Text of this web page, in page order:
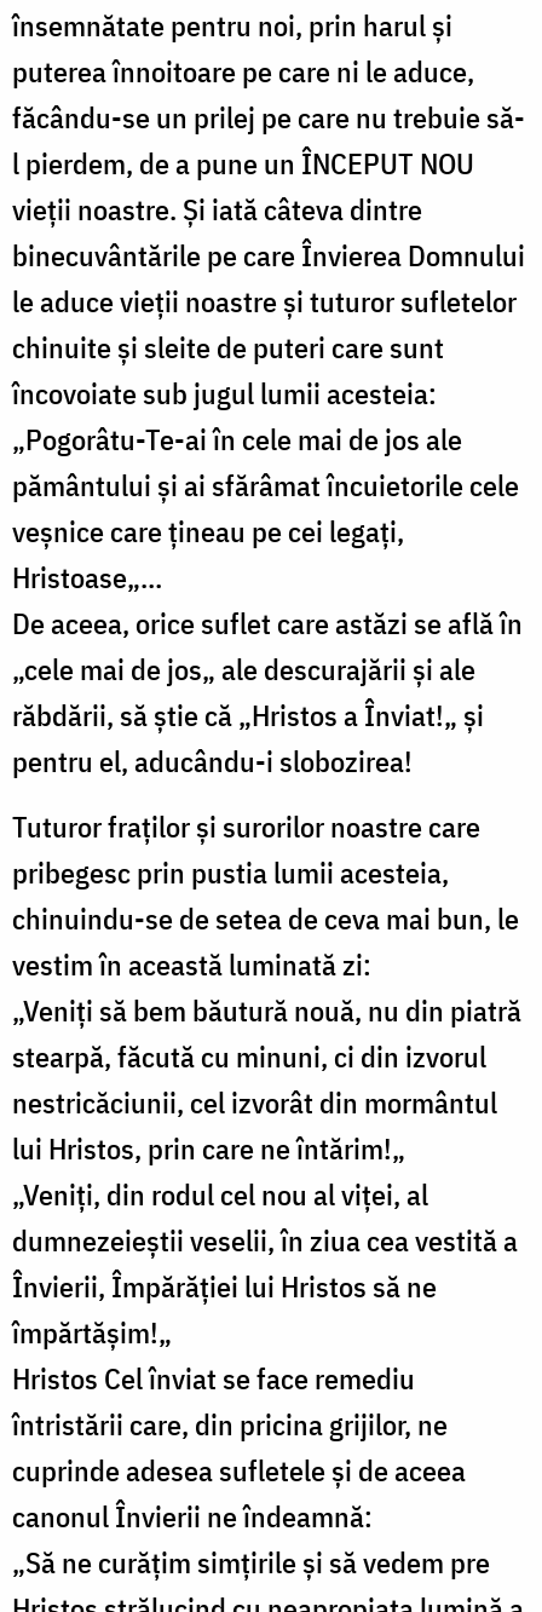
însemnătate pentru noi, prin harul și
puterea înnoitoare pe care ni le aduce,
făcându-se un prilej pe care nu trebuie să-
l pierdem, de a pune un ÎNCEPUT NOU
vieții noastre. Și iată câteva dintre
binecuvântările pe care Învierea Domnului
le aduce vieții noastre și tuturor sufletelor
chinuite și sleite de puteri care sunt
încovoiate sub jugul lumii acesteia:
„Pogorâtu-Te-ai în cele mai de jos ale
pământului și ai sfărâmat încuietorile cele
veșnice care țineau pe cei legați,
Hristoase„…
De aceea, orice suflet care astăzi se află în
„cele mai de jos„ ale descurajării și ale
răbdării, să știe că „Hristos a Înviat!„ și
pentru el, aducându-i slobozirea!
Tuturor fraților și surorilor noastre care
pribegesc prin pustia lumii acesteia,
chinuindu-se de setea de ceva mai bun, le
vestim în această luminată zi:
„Veniți să bem băutură nouă, nu din piatră
stearpă, făcută cu minuni, ci din izvorul
nestricăciunii, cel izvorât din mormântul
lui Hristos, prin care ne întărim!„
„Veniți, din rodul cel nou al viței, al
dumnezeieștii veselii, în ziua cea vestită a
Învierii, Împărăției lui Hristos să ne
împărtășim!„
Hristos Cel înviat se face remediu
întristării care, din pricina grijilor, ne
cuprinde adesea sufletele și de aceea
canonul Învierii ne îndeamnă:
„Să ne curățim simțirile și să vedem pre